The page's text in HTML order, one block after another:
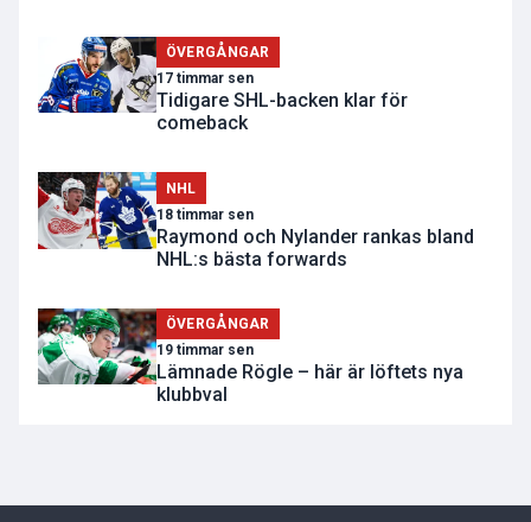
ÖVERGÅNGAR
17 timmar sen
Tidigare SHL-backen klar för
comeback
NHL
18 timmar sen
Raymond och Nylander rankas bland
NHL:s bästa forwards
ÖVERGÅNGAR
19 timmar sen
Lämnade Rögle – här är löftets nya
klubbval